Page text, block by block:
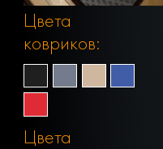
Цвета
ковриков:
Цвета